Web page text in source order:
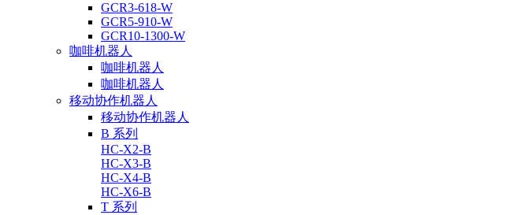
GCR3-618-W
GCR5-910-W
GCR10-1300-W
咖啡机器人
咖啡机器人
咖啡机器人
移动协作机器人
移动协作机器人
B 系列
HC-X2-B
HC-X3-B
HC-X4-B
HC-X6-B
T 系列